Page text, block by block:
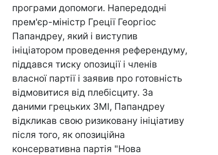
програми допомоги. Напередодні
прем'єр-міністр Греції Георгіос
Папандреу, який і виступив
ініціатором проведення референдуму,
піддався тиску опозиції і членів
власної партії і заявив про готовність
відмовитися від плебісциту. За
даними грецьких ЗМІ, Папандреу
відкликав свою ризиковану ініціативу
після того, як опозиційна
консервативна партія "Нова